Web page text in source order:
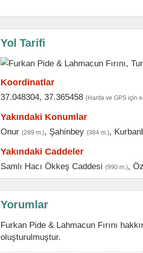
Yol Tarifi
Koordinatlar
37.048304, 37.365458 (Harita ve GPS için
Yakındaki Konumlar
Onur (289 m.), Şahinbey (384 m.),
Yakındaki Caddeler
Samlı Hacı Ökkeş Caddesi (990 m.),
Yorumlar
Furkan Pide & Lahmacun Fırını
oluşturulmuştur.